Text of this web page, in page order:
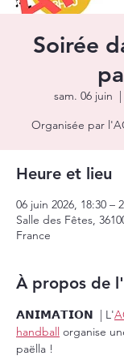
Soirée
sam. 06 juin
  |
Organisée par
Heure et lieu
06 juin 2026, 18:30 –
Salle des Fêtes,
France
À propos de
𝗔𝗡𝗜𝗠𝗔𝗧𝗜𝗢𝗡  | L'
handball organise
paëlla !